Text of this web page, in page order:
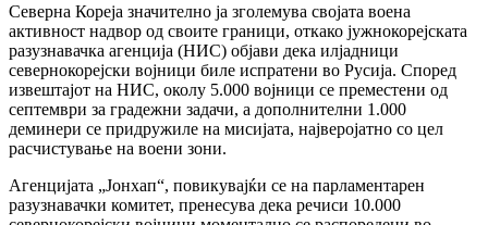
Северна Кореја значително ја зголемува својата воена
активност надвор од своите граници, откако јужнокорејската
разузнавачка агенција (НИС) објави дека илјадници
севернокорејски војници биле испратени во Русија. Според
извештајот на НИС, околу 5.000 војници се преместени од
септември за градежни задачи, а дополнителни 1.000
деминери се придружиле на мисијата, најверојатно со цел
расчистување на воени зони.
Агенцијата „Јонхап“, повикувајќи се на парламентарен
разузнавачки комитет, пренесува дека речиси 10.000